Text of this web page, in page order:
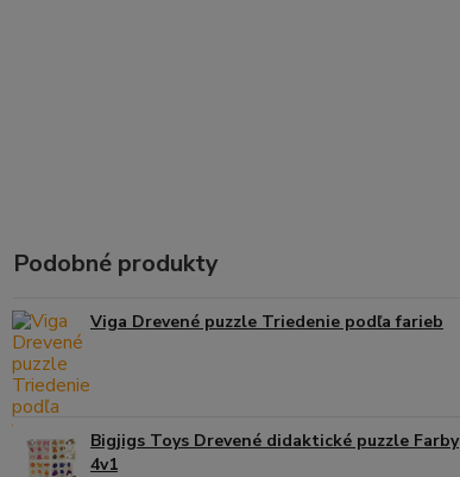
Podobné produkty
Viga Drevené puzzle Triedenie podľa farieb
Bigjigs Toys Drevené didaktické puzzle Farby
4v1